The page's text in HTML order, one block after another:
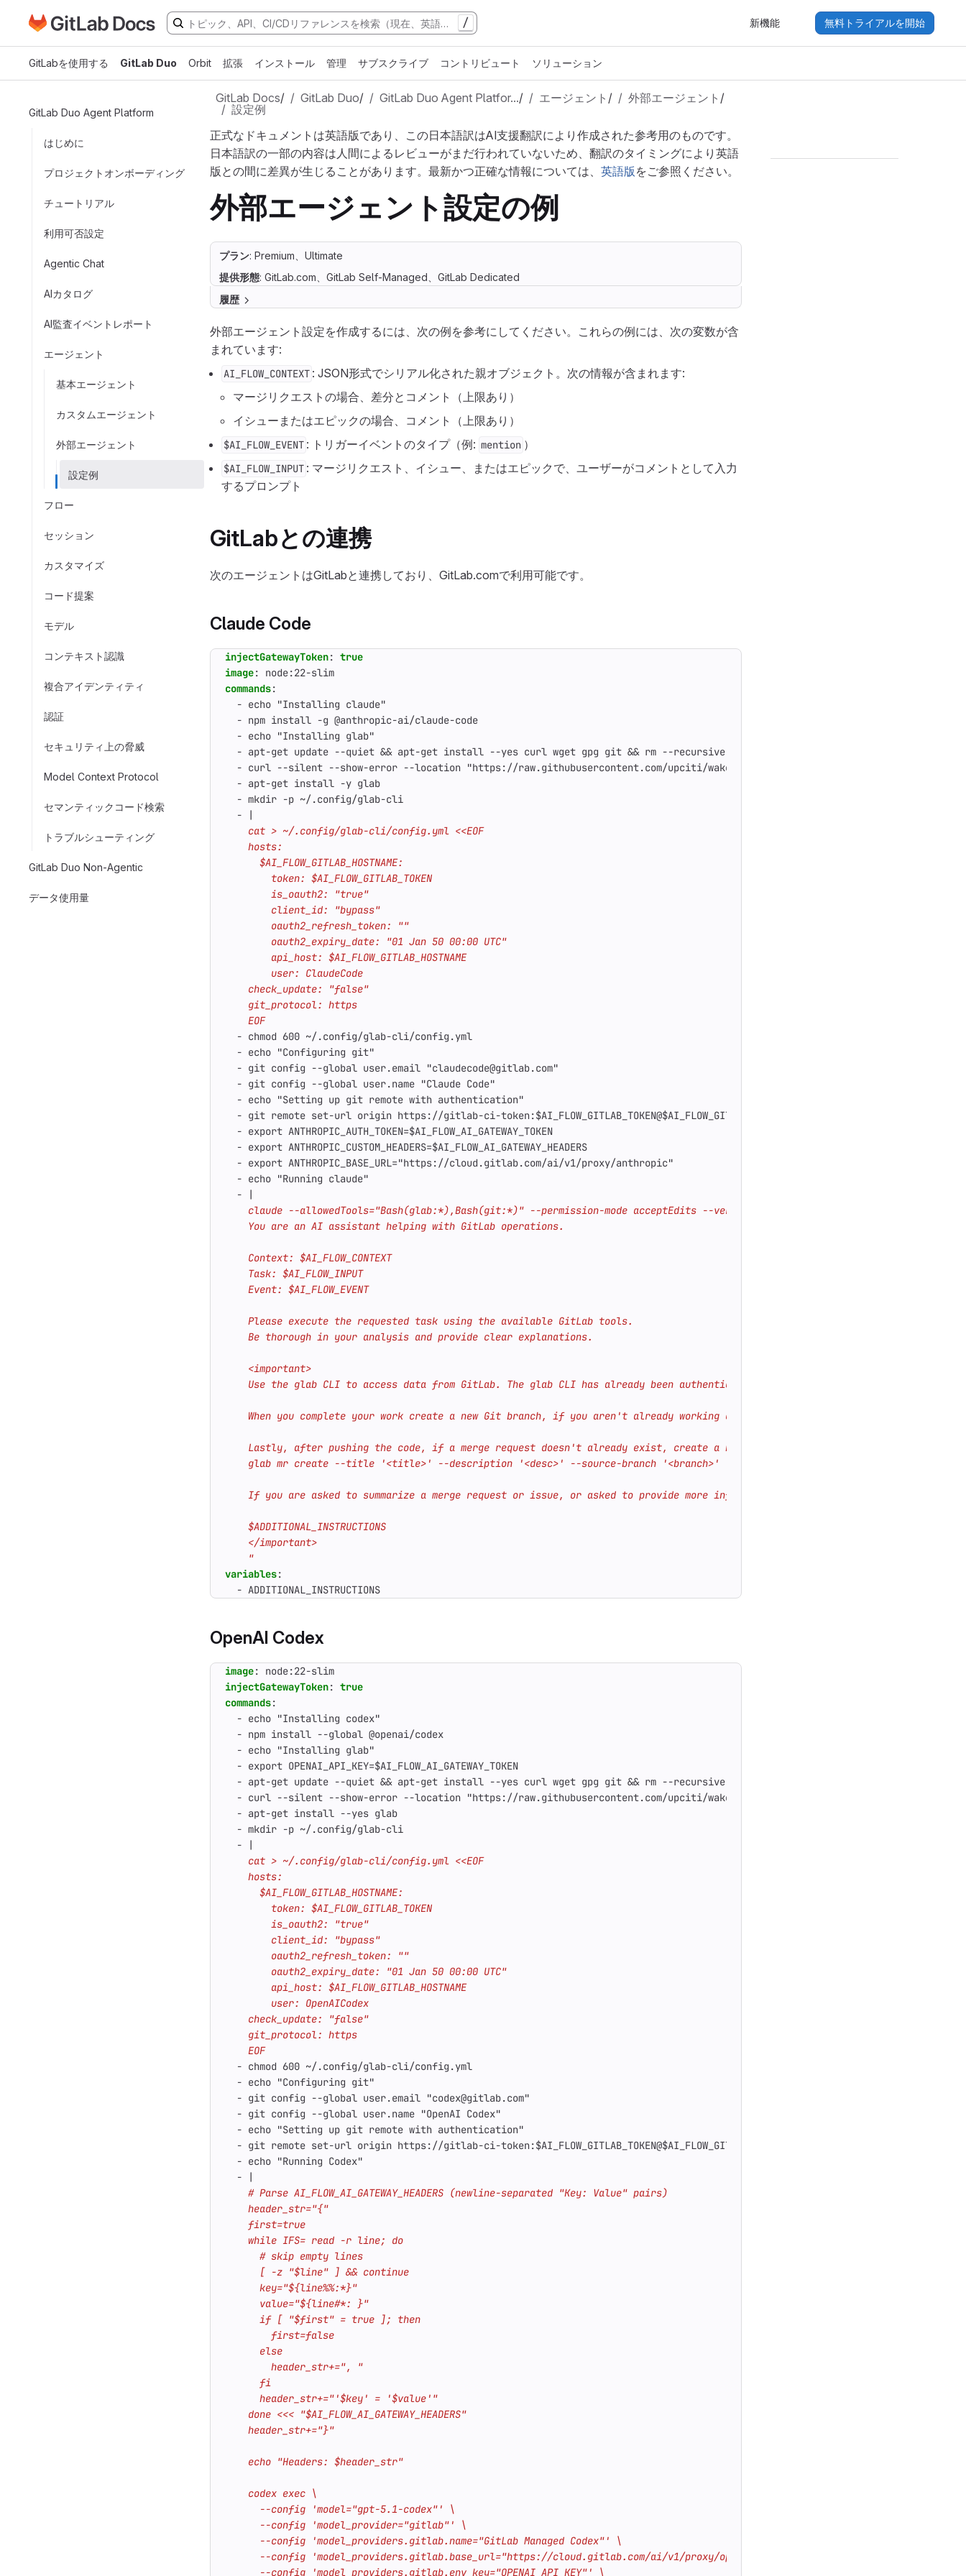
メインコンテンツにスキップ
GitLabドキュメントのホームページに移動 / 新機能 無料トライアルを開始
GitLabを使用する GitLab Duo Orbit 拡張 インストール 管理 サブスクライブ コントリビュート ソリューション
GitLab Duo Agent Platform
はじめに
プロジェクトオンボーディング
チュートリアル
利用可否設定
Agentic Chat
AIカタログ
AI監査イベントレポート
エージェント
基本エージェント
カスタムエージェント
外部エージェント
設定例
フロー
セッション
カスタマイズ
コード提案
モデル
コンテキスト認識
複合アイデンティティ
認証
セキュリティ上の脅威
Model Context Protocol
セマンティックコード検索
トラブルシューティング
GitLab Duo Non-Agentic
データ使用量
GitLab Docs/ GitLab Duo/ GitLab Duo Agent Platfor…/ エージェント / 外部エージェント /
設定例
正式なドキュメントは英語版であり、この日本語訳はAI支援翻訳により作成された参考用のものです。
日本語訳の一部の内容は人間によるレビューがまだ行われていないため、翻訳のタイミングにより英語
版との間に差異が生じることがあります。最新かつ正確な情報については、 英語版 をご参照ください。
外部エージェント設定の例
プラン: Premium、Ultimate
提供形態: GitLab.com、GitLab Self-Managed、GitLab Dedicated
履歴
外部エージェント設定を作成するには、次の例を参考にしてください。これらの例には、次の変数が含
まれています:
AI_FLOW_CONTEXT : JSON形式でシリアル化された親オブジェクト。次の情報が含まれます:
マージリクエストの場合、差分とコメント（上限あり）
イシューまたはエピックの場合、コメント（上限あり）
$AI_FLOW_EVENT : トリガーイベントのタイプ（例: mention ）
$AI_FLOW_INPUT : マージリクエスト、イシュー、またはエピックで、ユーザーがコメントとして入力
するプロンプト
GitLabとの連携
次のエージェントはGitLabと連携しており、GitLab.comで利用可能です。
Claude Code
injectGatewayToken: true
image:
node:22-slim
commands:
- echo "Installing claude"
- npm install -g @anthropic-ai/claude-code
- echo "Installing glab"
- apt-get update --quiet && apt-get install --yes curl wget gpg git && rm --recursive --force /var/lib/apt/lists/*
- curl --silent --show-error --location "https://raw.githubusercontent.com/upciti/wakemeops/main/assets/install_repository" |
- apt-get install -y glab
- mkdir -p ~/.config/glab-cli
-
|
    EOF
- chmod 600 ~/.config/glab-cli/config.yml
- echo "Configuring git"
- git config --global user.email "claudecode@gitlab.com"
- git config --global user.name "Claude Code"
- echo "Setting up git remote with authentication"
- git remote set-url origin https://gitlab-ci-token:$AI_FLOW_GITLAB_TOKEN@$AI_FLOW_GITLAB_HOSTNAME/$AI_FLOW_PROJECT_PATH.git
- export ANTHROPIC_AUTH_TOKEN=$AI_FLOW_AI_GATEWAY_TOKEN
- export ANTHROPIC_CUSTOM_HEADERS=$AI_FLOW_AI_GATEWAY_HEADERS
- export ANTHROPIC_BASE_URL="https://cloud.gitlab.com/ai/v1/proxy/anthropic"
- echo "Running claude"
-
|
    "
variables:
- ADDITIONAL_INSTRUCTIONS
OpenAI Codex
image:
node:22-slim
injectGatewayToken: true
commands:
- echo "Installing codex"
- npm install --global @openai/codex
- echo "Installing glab"
- export OPENAI_API_KEY=$AI_FLOW_AI_GATEWAY_TOKEN
- apt-get update --quiet && apt-get install --yes curl wget gpg git && rm --recursive --force /var/lib/apt/lists/*
- curl --silent --show-error --location "https://raw.githubusercontent.com/upciti/wakemeops/main/assets/install_repository" |
- apt-get install --yes glab
- mkdir -p ~/.config/glab-cli
-
|
    EOF
- chmod 600 ~/.config/glab-cli/config.yml
- echo "Configuring git"
- git config --global user.email "codex@gitlab.com"
- git config --global user.name "OpenAI Codex"
- echo "Setting up git remote with authentication"
- git remote set-url origin https://gitlab-ci-token:$AI_FLOW_GITLAB_TOKEN@$AI_FLOW_GITLAB_HOSTNAME/$AI_FLOW_PROJECT_PATH.git
- echo "Running Codex"
-
|